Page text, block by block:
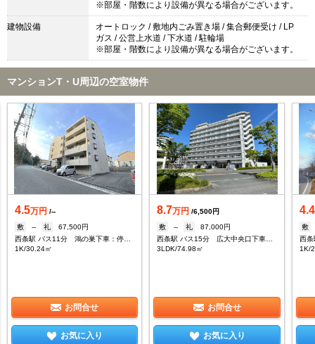
※部屋・階数により設備が異なる場合がございます。
建物設備
オートロック / 敷地内ごみ置き場 / 集合郵便受け / LP
ガス / 公営上水道 / 下水道 / 駐輪場
※部屋・階数により設備が異なる場合がございます。
マンションT・U周辺の空室物件
4.5万円 /--
敷
-- 礼
67,500円
西条駅 バス11分 鴻の巣下車：停歩11分
1K/30.24㎡
お問合せ
お気に入り
8.7万円 /6,500円
敷
-- 礼
87,000円
3LDK/74.98㎡
お問合せ
お気に入り
4.4
敷
1K/